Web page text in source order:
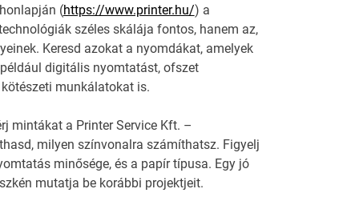
(https://www.printer.hu/) a
széles skálája fontos, hanem az,
Keresd azokat a nyomdákat, amelyek
digitális nyomtatást, ofszet
munkálatokat is.
mintákat a Printer Service Kft. –
milyen színvonalra számíthatsz. Figyelj
minősége, és a papír típusa. Egy jó
mutatja be korábbi projektjeit.